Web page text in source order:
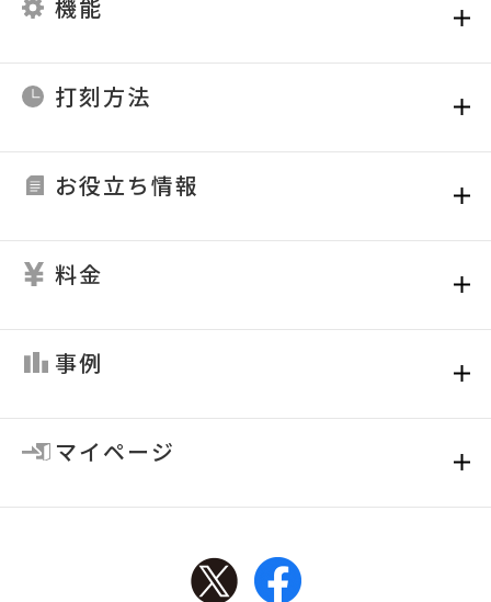
機能
打刻方法
お役立ち情報
料金
事例
マイページ
TwitterFacebook